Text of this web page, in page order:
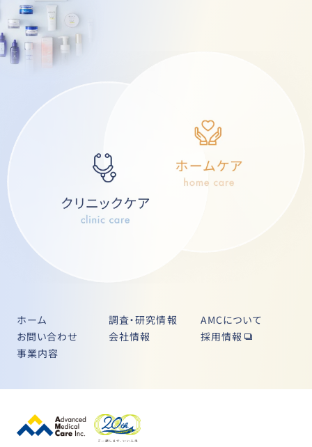
ホーム 調査・研究情報
AMCについて
お問い合わせ
会社情報
採用情報
事業内容